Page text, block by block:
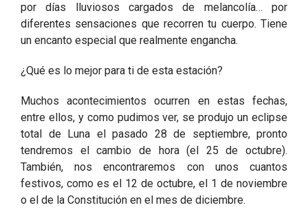
por días lluviosos cargados de melancolía… por
diferentes sensaciones que recorren tu cuerpo. Tiene
un encanto especial que realmente engancha.
¿Qué es lo mejor para ti de esta estación?
Muchos acontecimientos ocurren en estas fechas,
entre ellos, y como pudimos ver, se produjo un eclipse
total de Luna el pasado 28 de septiembre, pronto
tendremos el cambio de hora (el 25 de octubre).
También, nos encontraremos con unos cuantos
festivos, como es el 12 de octubre, el 1 de noviembre
o el de la Constitución en el mes de diciembre.